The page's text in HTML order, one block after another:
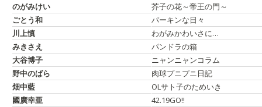
のがみけい
芥子の花～帝王の門～
ごとう和
パーキンな日々
川上慎
わがみかわいさに…
みきさえ
パンドラの箱
大谷博子
ニャンニャンコラム
野中のばら
肉球プニプニ日記
畑中藍
OLサト子のためいき
國廣幸亜
42.19GO!!